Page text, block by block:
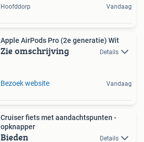
Hoofddorp Vandaag
Apple AirPods Pro (2e generatie) Wit
Zie omschrijving Details
Bezoek website Vandaag
Cruiser fiets met aandachtspunten -
opknapper
Bieden Details